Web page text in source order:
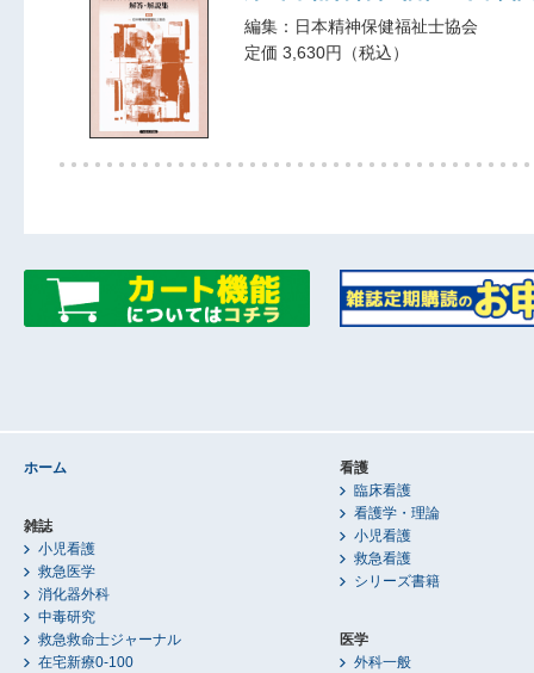
編集：日本精神保健福祉士協会
定価 3,630円（税込）
ホーム
雑誌
小児看護
救急医学
消化器外科
中毒研究
救急救命士ジャーナル
在宅新療0-100
看護
臨床看護
看護学・理論
小児看護
救急看護
シリーズ書籍
医学
外科一般